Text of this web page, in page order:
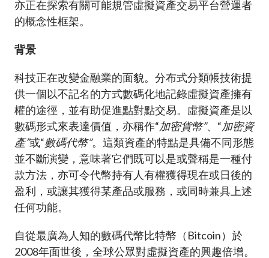
亦正在探索有關可能規管虛擬資產交易平台營運者
的概念性框架。
背景
科技正在改變金融業的面貌。分布式分類帳技術提
供一個以不記名的方式數碼化地記錄虛擬資產擁有
權的途徑，並有助促進點對點交易。虛擬資產是以
數碼形式來表達價值，亦稱作“加密貨幣”、“加密資
產”或“數碼代幣”。這類資產的特點是具備不同形態
並不斷演變，意味著它們既可以是或聲稱是一種付
款方法，亦可令代幣持有人有權獲得現在或日後的
盈利，或讓其獲得某產品或服務，或同時兼具上述
任何功能。
自從最廣為人知的數碼代幣比特幣（Bitcoin）於
2008年面世後，全球公眾對虛擬資產的興趣倍增。